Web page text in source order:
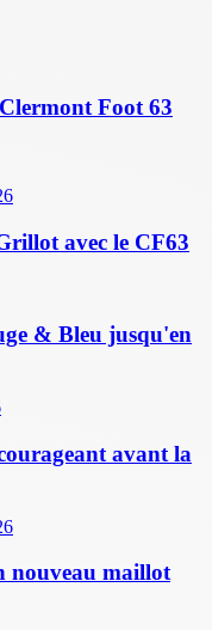
Foot 63
avec le CF63
& Bleu jusqu'en
avant la
nouveau maillot